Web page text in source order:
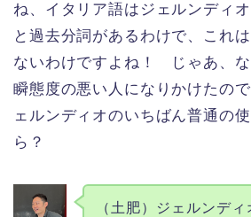
ね、イタリア語はジェルンディ
と過去分詞があるわけで、これ
ないわけですよね！ じゃあ、
瞬態度の悪い人になりかけたの
ェルンディオのいちばん普通の
ら？
（土肥）ジェルンディ